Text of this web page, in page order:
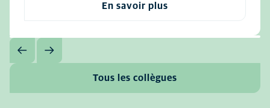
En savoir plus
Tous les collègues